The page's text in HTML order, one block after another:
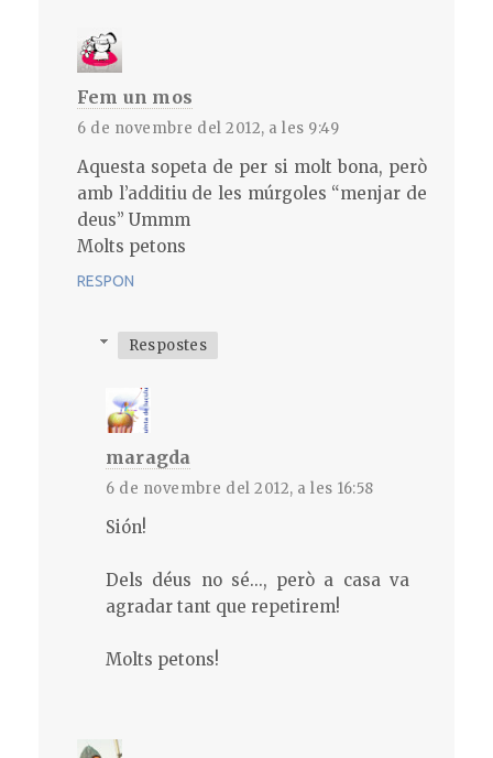
Fem un mos
6 de novembre del 2012, a les 9:49
Aquesta sopeta de per si molt bona, però
amb l’additiu de les múrgoles “menjar de
deus” Ummm
Molts petons
RESPON
Respostes
maragda
6 de novembre del 2012, a les 16:58
Sión!
Dels déus no sé..., però a casa va
agradar tant que repetirem!
Molts petons!